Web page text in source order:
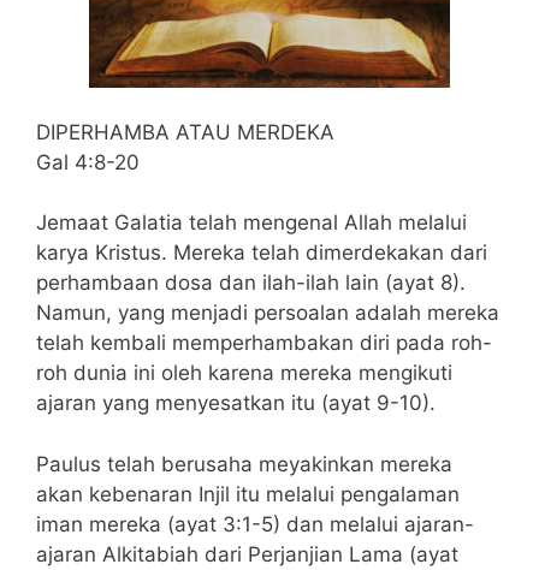
DIPERHAMBA ATAU MERDEKA
Gal 4:8-20
Jemaat Galatia telah mengenal Allah melalui
karya Kristus. Mereka telah dimerdekakan dari
perhambaan dosa dan ilah-ilah lain (ayat 8).
Namun, yang menjadi persoalan adalah mereka
telah kembali memperhambakan diri pada roh-
roh dunia ini oleh karena mereka mengikuti
ajaran yang menyesatkan itu (ayat 9-10).
Paulus telah berusaha meyakinkan mereka
akan kebenaran Injil itu melalui pengalaman
iman mereka (ayat 3:1-5) dan melalui ajaran-
ajaran Alkitabiah dari Perjanjian Lama (ayat